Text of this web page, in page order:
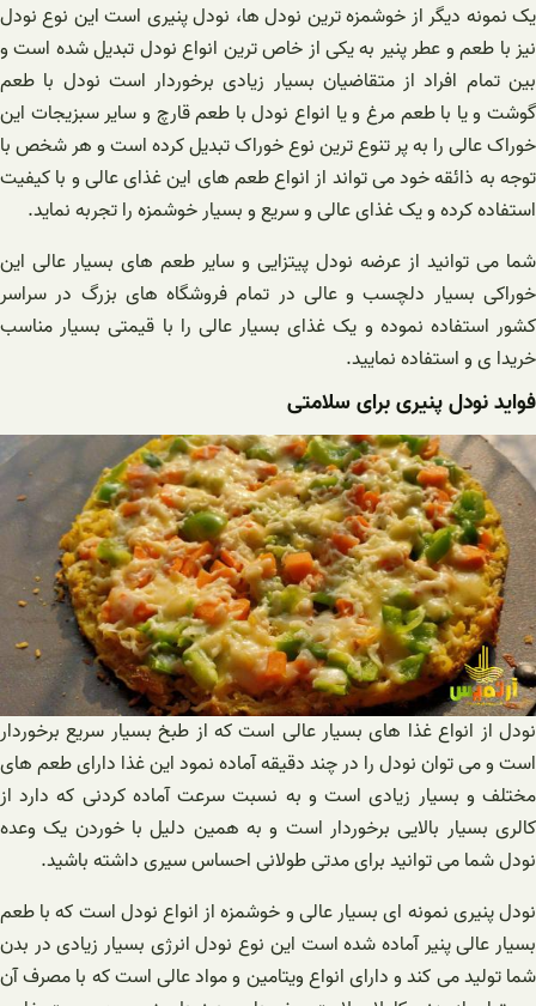
یک نمونه دیگر از خوشمزه ترین نودل ها، نودل پنیری است این نوع نودل
نیز با طعم و عطر پنیر به یکی از خاص ترین انواع نودل تبدیل شده است و
بین تمام افراد از متقاضیان بسیار زیادی برخوردار است نودل با طعم
گوشت و یا با طعم مرغ و یا انواع نودل با طعم قارچ و سایر سبزیجات این
خوراک عالی را به پر تنوع ترین نوع خوراک تبدیل کرده است و هر شخص با
توجه به ذائقه خود می تواند از انواع طعم های این غذای عالی و با کیفیت
استفاده کرده و یک غذای عالی و سریع و بسیار خوشمزه را تجربه نماید.
شما می توانید از عرضه نودل پیتزایی و سایر طعم های بسیار عالی این
خوراکی بسیار دلچسب و عالی در تمام فروشگاه های بزرگ در سراسر
کشور استفاده نموده و یک غذای بسیار عالی را با قیمتی بسیار مناسب
خریدا ی و استفاده نمایید.
فواید نودل پنیری برای سلامتی
نودل از انواع غذا های بسیار عالی است که از طبخ بسيار سریع برخوردار
است و می توان نودل را در چند دقیقه آماده نمود این غذا دارای طعم های
مختلف و بسیار زیادی است و به نسبت سرعت آماده کردنی که دارد از
کالری بسیار بالایی برخوردار است و به همین دلیل با خوردن یک وعده
نودل شما می توانید برای مدتی طولانی احساس سیری داشته باشید.
نودل پنیری نمونه ای بسیار عالی و خوشمزه از انواع نودل است که با طعم
بسیار عالی پنیر آماده شده است این نوع نودل انرژی بسیار زیادی در بدن
شما تولید می کند و دارای انواع ویتامین و مواد عالی است که با مصرف آن